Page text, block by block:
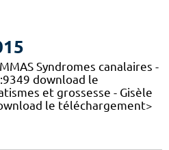
Syndromes canalaires -
download le
et grossesse - Gisèle
le téléchargement>